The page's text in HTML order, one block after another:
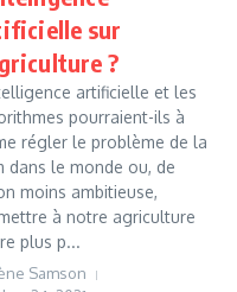
sur
?
artificielle et les
pourraient-ils à
régler le problème de la
dans le monde ou, de
moins ambitieuse,
à notre agriculture
plus p...
Samson